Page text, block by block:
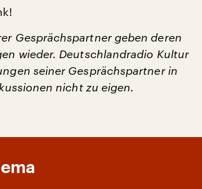
Gesprächspartner geben deren
wieder. Deutschlandradio Kultur
seiner Gesprächspartner in
nicht zu eigen.